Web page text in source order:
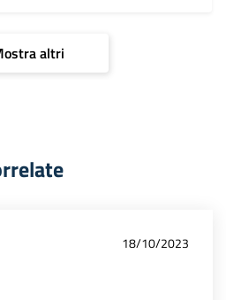
altri
18/10/2023